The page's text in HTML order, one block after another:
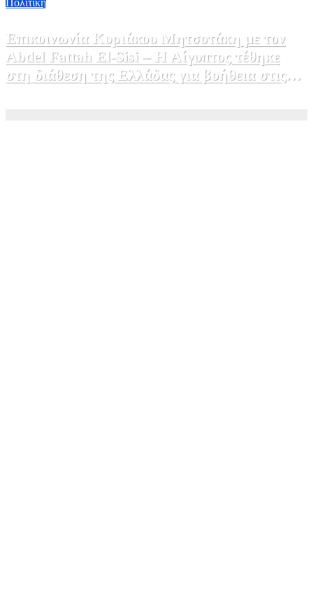
Επικοινωνία Κυριάκου Μητσοτάκη με τον
Abdel Fattah El-Sisi – Η Αίγυπτος τέθηκε
στη διάθεση της Ελλάδας για βοήθεια στις